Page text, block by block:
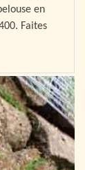
en
Faites